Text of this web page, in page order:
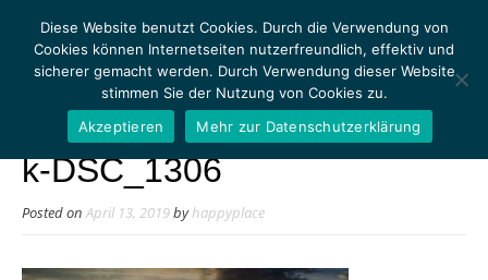
MENU
k-DSC_1306
Posted onApril 13, 2019byhappyplace
Diese Website benutzt Cookies. Durch die Verwendung von
Cookies können Internetseiten nutzerfreundlich, effektiv und
sicherer gemacht werden. Durch Verwendung dieser Website
stimmen Sie der Nutzung von Cookies zu.
Akzeptieren
Mehr zur Datenschutzerklärung